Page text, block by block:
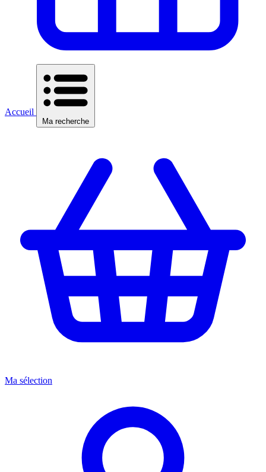
Accueil
Ma recherche
Ma sélection